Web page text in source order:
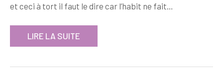
et ceci à tort il faut le dire car l’habit ne fait…
LIRE LA SUITE